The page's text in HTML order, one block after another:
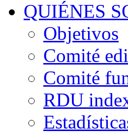
QUIÉNES
Objetivos
Comité
Comité
RDU